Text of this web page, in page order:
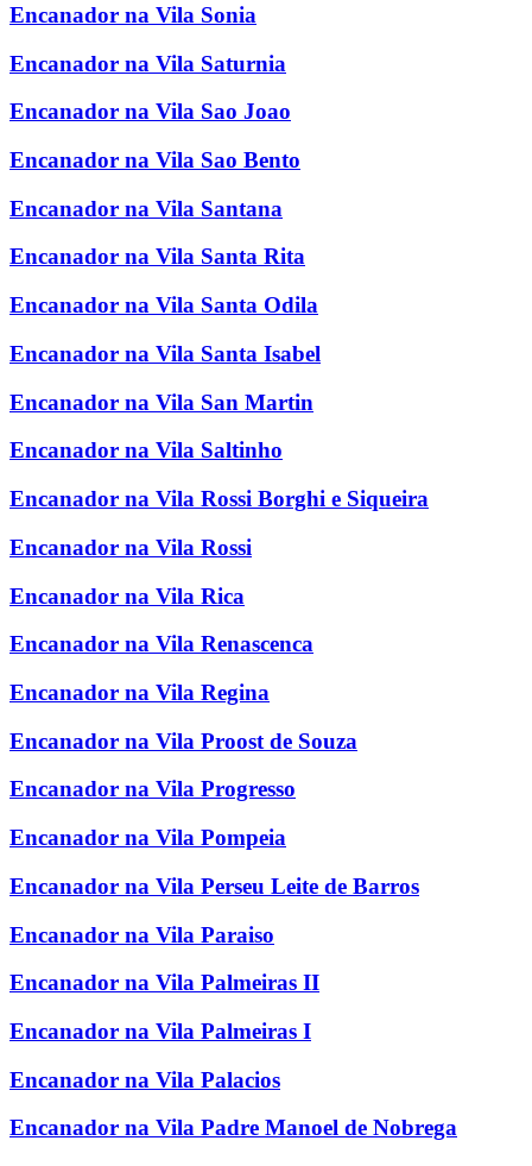
Encanador na Vila Sonia
Encanador na Vila Saturnia
Encanador na Vila Sao Joao
Encanador na Vila Sao Bento
Encanador na Vila Santana
Encanador na Vila Santa Rita
Encanador na Vila Santa Odila
Encanador na Vila Santa Isabel
Encanador na Vila San Martin
Encanador na Vila Saltinho
Encanador na Vila Rossi Borghi e Siqueira
Encanador na Vila Rossi
Encanador na Vila Rica
Encanador na Vila Renascenca
Encanador na Vila Regina
Encanador na Vila Proost de Souza
Encanador na Vila Progresso
Encanador na Vila Pompeia
Encanador na Vila Perseu Leite de Barros
Encanador na Vila Paraiso
Encanador na Vila Palmeiras II
Encanador na Vila Palmeiras I
Encanador na Vila Palacios
Encanador na Vila Padre Manoel de Nobrega